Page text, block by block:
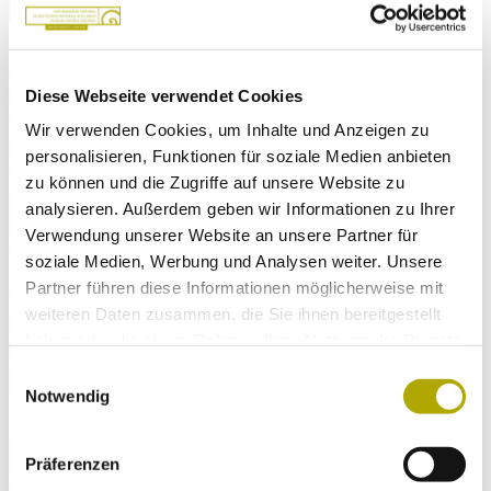
Diese Webseite verwendet Cookies
Wir verwenden Cookies, um Inhalte und Anzeigen zu
personalisieren, Funktionen für soziale Medien anbieten
zu können und die Zugriffe auf unsere Website zu
analysieren. Außerdem geben wir Informationen zu Ihrer
Verwendung unserer Website an unsere Partner für
soziale Medien, Werbung und Analysen weiter. Unsere
Partner führen diese Informationen möglicherweise mit
weiteren Daten zusammen, die Sie ihnen bereitgestellt
Notwendig
Präferenzen
Botanik & Mykologie
Gastrosporium simplex: Ein pannonischer Steppenpilz aus dem
Reinhard Dallinger; Martin Kirchmair
Zoologie
2026
Monitoring of three protected saproxylic beetles (Cerambyx cerdo,
Osmoderma eremita, Rosalia alpina) in South Tyrol: Population
status and habitat management
Audrey Aline Nicole Marsy, Elia Guariento, Giulia Ligazzolo, Sara
Sophie Dallmöller, Emanuele Repetto, Georg von Mörl, Andreas
Zoologie
New breeding evidence of Zitting Cisticola Cisticola juncidis in
South Tyrol after 1970/1980s
Emmanuel Requena, Francesco Ceresa, Alessandro Franzoi,
Roberto Maistri, Jarek Scanferla, Matteo Anderle